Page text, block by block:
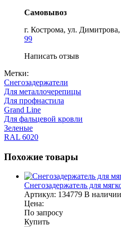
Самовывоз
г. Кострома, ул.
99
Написать отзыв
Метки:
Снегозадержатели
Для металлочерепицы
Для профнастила
Grand Line
Для фальцевой кровли
Зеленые
RAL 6020
Похожие товары
Снегозадержатель для
Артикул: 134779 В наличии
Цена:
По запросу
Купить